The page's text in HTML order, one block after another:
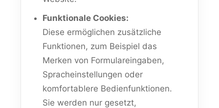
Funktionale Cookies:
Diese ermöglichen zusätzliche
Funktionen, zum Beispiel das
Merken von Formulareingaben,
Spracheinstellungen oder
komfortablere Bedienfunktionen.
Sie werden nur gesetzt,